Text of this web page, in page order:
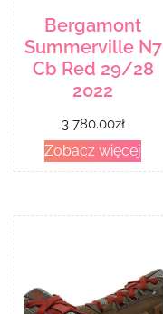
Bergamont
Summerville N7
Cb Red 29/28
2022
3 780.00zł
Zobacz więcej